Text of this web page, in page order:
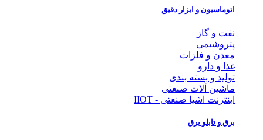
اتوماسیون و ابزار دقیق
نفت و گاز
پتروشیمی
معدن و فلزات
غذا و دارو
تولید و بسته بندی
ماشین آلات صنعتی
اینترنت اشیا صنعتی - IIOT
برق و تابلو برق